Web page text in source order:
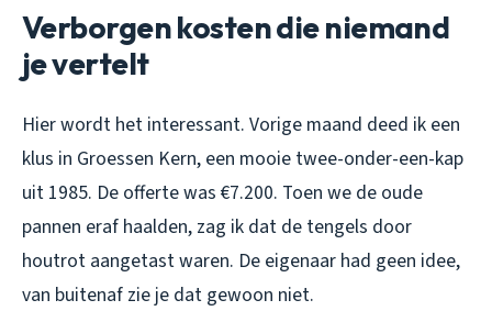
Verborgen kosten die niemand
je vertelt
Hier wordt het interessant. Vorige maand deed ik een
klus in Groessen Kern, een mooie twee-onder-een-kap
uit 1985. De offerte was €7.200. Toen we de oude
pannen eraf haalden, zag ik dat de tengels door
houtrot aangetast waren. De eigenaar had geen idee,
van buitenaf zie je dat gewoon niet.